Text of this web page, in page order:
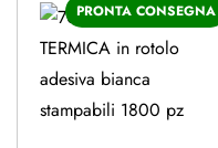
PRONTA CONSEGNA